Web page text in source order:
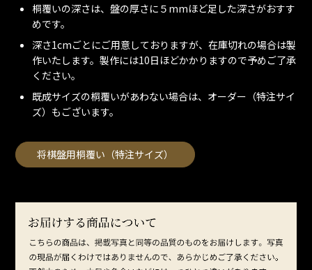
桐覆いの深さは、盤の厚さに５mmほど足した深さがおすす
めです。
深さ1cmごとにご用意しておりますが、在庫切れの場合は製
作いたします。製作には10日ほどかかりますので予めご了承
ください。
既成サイズの桐覆いがあわない場合は、オーダー（特注サイ
ズ）もございます。
将棋盤用桐覆い（特注サイズ）